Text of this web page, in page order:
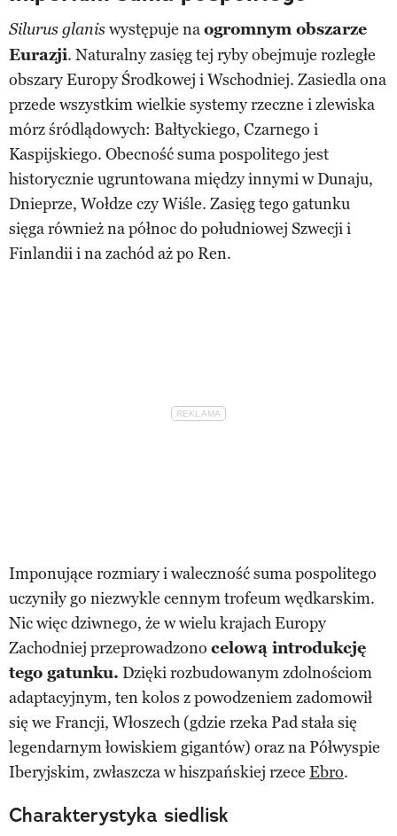
Silurus glaniswystępuje naogromnym obszarze
Eurazji. Naturalny zasięg tej ryby obejmuje rozległe
obszary Europy Środkowej i Wschodniej. Zasiedla ona
przede wszystkim wielkie systemy rzeczne i zlewiska
mórz śródlądowych: Bałtyckiego, Czarnego i
Kaspijskiego. Obecność suma pospolitego jest
historycznie ugruntowana między innymi w Dunaju,
Dnieprze, Wołdze czy Wiśle. Zasięg tego gatunku
sięga również na północ do południowej Szwecji i
Finlandii i na zachód aż po Ren.
Imponujące rozmiary i waleczność suma pospolitego
uczyniły go niezwykle cennym trofeum wędkarskim.
Nic więc dziwnego, że w wielu krajach Europy
Zachodniej przeprowadzono celową introdukcję
tego gatunku. Dzięki rozbudowanym zdolnościom
adaptacyjnym, ten kolos z powodzeniem zadomowił
się we Francji, Włoszech (gdzie rzeka Pad stała się
legendarnym łowiskiem gigantów) oraz na Półwyspie
Iberyjskim, zwłaszcza w hiszpańskiej rzece Ebro.
Charakterystyka siedlisk